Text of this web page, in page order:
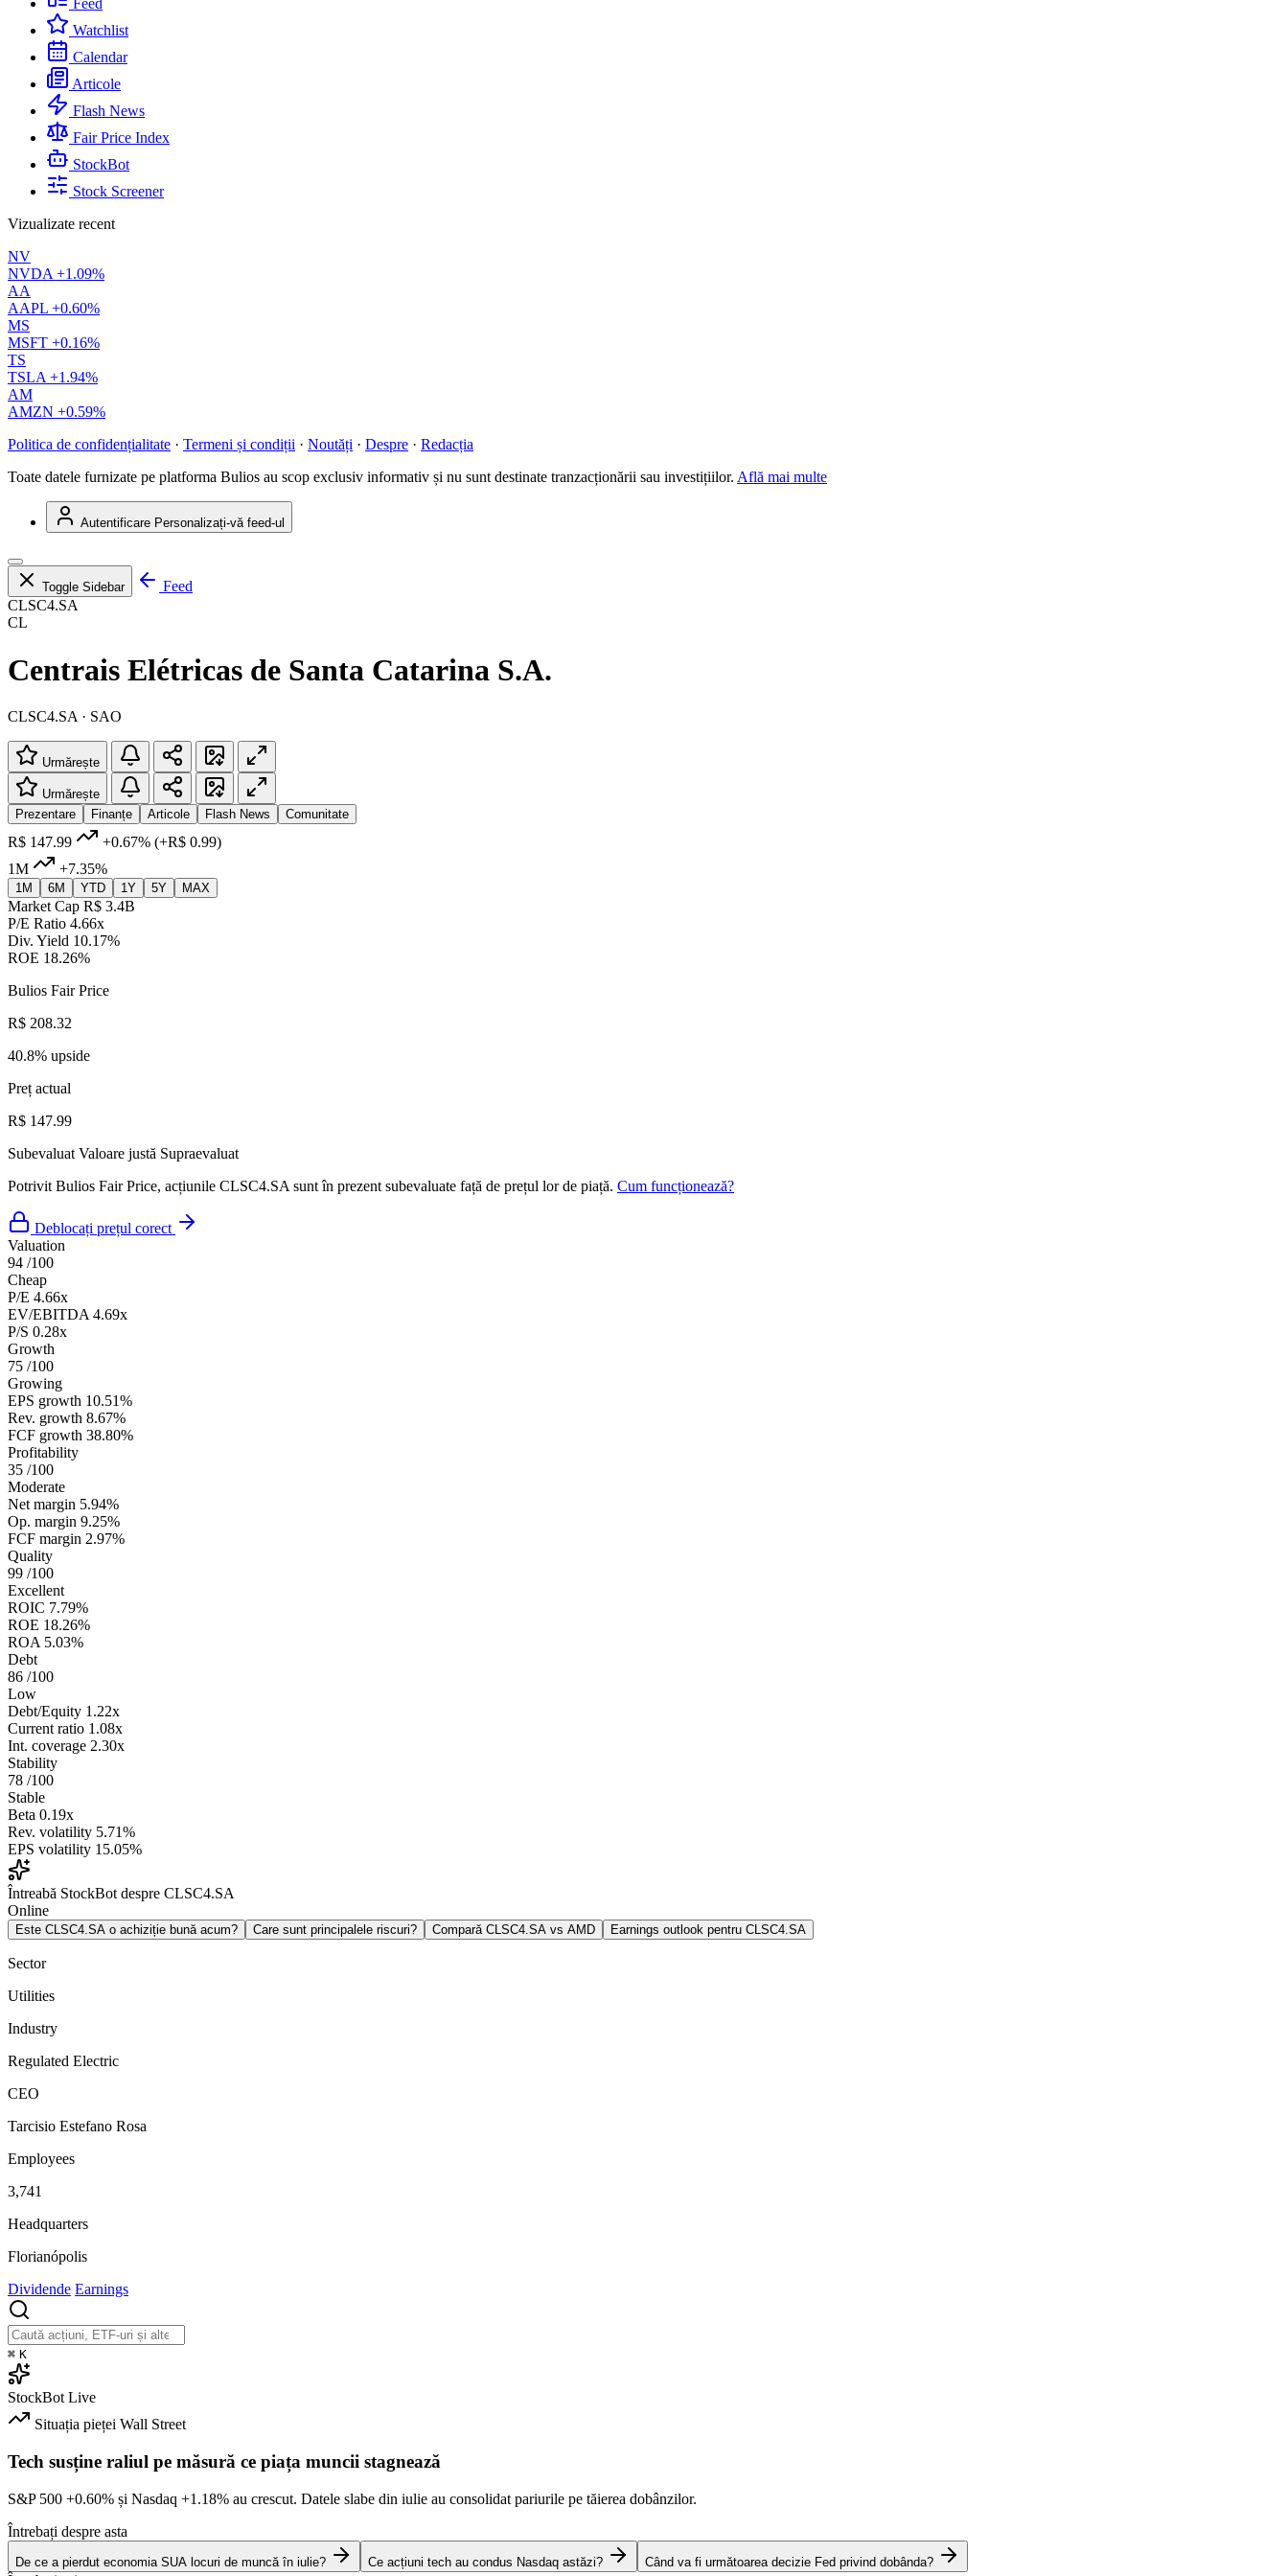
Feed
Watchlist
Calendar
Articole
Flash News
Fair Price Index
StockBot
Stock Screener
Vizualizate recent
NV
NVDA +1.09%
AA
AAPL +0.60%
MS
MSFT +0.16%
TS
TSLA +1.94%
AM
AMZN +0.59%
Politica de confidențialitate · Termeni și condiții · Noutăți · Despre · Redacția
Toate datele furnizate pe platforma Bulios au scop exclusiv informativ și nu sunt destinate tranzacționării sau investițiilor. Află mai multe
Autentificare Personalizați-vă feed-ul
Toggle Sidebar
Feed
CLSC4.SA
CL
Centrais Elétricas de Santa Catarina S.A.
CLSC4.SA · SAO
Urmărește
Urmărește
Prezentare
Finanțe Articole Flash News Comunitate
R$ 147.99 +0.67% (+R$ 0.99)
1M
+7.35%
1M 6M YTD 1Y 5Y MAX
Market Cap R$ 3.4B
P/E Ratio 4.66x
Div. Yield 10.17%
ROE 18.26%
Bulios Fair Price
R$ 208.32
40.8% upside
Preț actual
R$ 147.99
Subevaluat Valoare justă Supraevaluat
Potrivit Bulios Fair Price, acțiunile CLSC4.SA sunt în prezent subevaluate față de prețul lor de piață. Cum funcționează?
Deblocați prețul corect
Valuation
94 /100
Cheap
P/E 4.66x
EV/EBITDA 4.69x
P/S 0.28x
Growth
75 /100
Growing
EPS growth 10.51%
Rev. growth 8.67%
FCF growth 38.80%
Profitability
35 /100
Moderate
Net margin 5.94%
Op. margin 9.25%
FCF margin 2.97%
Quality
99 /100
Excellent
ROIC 7.79%
ROE 18.26%
ROA 5.03%
Debt
86 /100
Low
Debt/Equity 1.22x
Current ratio 1.08x
Int. coverage 2.30x
Stability
78 /100
Stable
Beta 0.19x
Rev. volatility 5.71%
EPS volatility 15.05%
Întreabă StockBot despre CLSC4.SA
Online
Este CLSC4.SA o achiziție bună acum? Care sunt principalele riscuri? Compară CLSC4.SA vs AMD Earnings outlook pentru CLSC4.SA
Sector
Utilities
Industry
Regulated Electric
CEO
Tarcisio Estefano Rosa
Employees
3,741
Headquarters
Florianópolis
Dividende Earnings
⌘ K
StockBot Live
Situația pieței Wall Street
Tech susține raliul pe măsură ce piața muncii stagnează
S&P 500 +0.60% și Nasdaq +1.18% au crescut. Datele slabe din iulie au consolidat pariurile pe tăierea dobânzilor.
Întrebați despre asta
De ce a pierdut economia SUA locuri de muncă în iulie? Ce acțiuni tech au condus Nasdaq astăzi? Când va fi următoarea decizie Fed privind dobânda?